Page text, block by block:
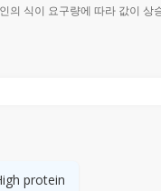
의 식이 요구량에 따라 값이 상
protein